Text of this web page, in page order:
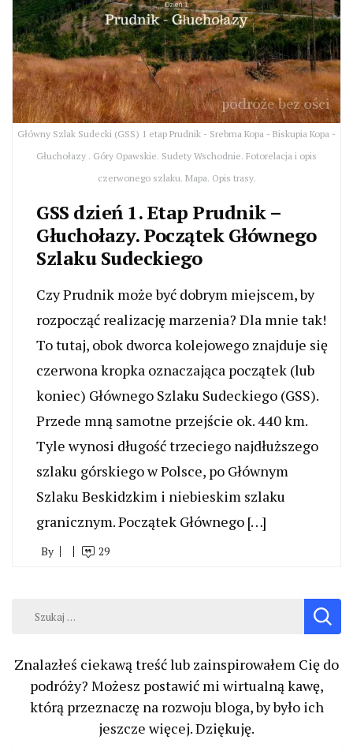
Główny Szlak Sudecki (GSS) 1 etap Prudnik - Srebrna Kopa - Biskupia Kopa -
Głuchołazy . Góry Opawskie. Sudety Wschodnie. Fotorelacja i opis
czerwonego szlaku. Mapa. Opis trasy.
GSS dzień 1. Etap Prudnik –
Głuchołazy. Początek Głównego
Szlaku Sudeckiego
Czy Prudnik może być dobrym miejscem, by
rozpocząć realizację marzenia? Dla mnie tak!
To tutaj, obok dworca kolejowego znajduje się
czerwona kropka oznaczająca początek (lub
koniec) Głównego Szlaku Sudeckiego (GSS).
Przede mną samotne przejście ok. 440 km.
Tyle wynosi długość trzeciego najdłuższego
szlaku górskiego w Polsce, po Głównym
Szlaku Beskidzkim i niebieskim szlaku
granicznym. Początek Głównego […]
By 29
Szukaj:
Znalazłeś ciekawą treść lub zainspirowałem Cię do
podróży? Możesz postawić mi wirtualną kawę,
którą przeznaczę na rozwoju bloga, by było ich
jeszcze więcej. Dziękuję.